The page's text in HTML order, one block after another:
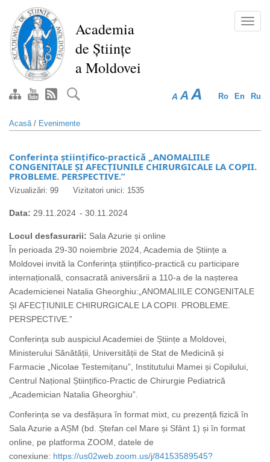
conţinutul
principal
Academia
de Științe
a Moldovei
Ro En Ru
A A A
Acasă/ Evenimente
Conferința științifico-practică „ANOMALIILE
CONGENITALE ȘI AFECȚIUNILE CHIRURGICALE LA COPII.
PROBLEME. PERSPECTIVE.”
Vizualizări: 99 Vizitatori unici: 1535
Data: 29.11.2024 - 30.11.2024
Locul desfasurarii: Sala Azurie și online
În perioada 29-30 noiembrie 2024, Academia de Științe a
Moldovei invită la Conferința științifico-practică cu participare
internațională, consacrată aniversării a 110-a de la nașterea
Academicienei Natalia Gheorghiu:„ANOMALIILE CONGENITALE
ȘI AFECȚIUNILE CHIRURGICALE LA COPII. PROBLEME.
PERSPECTIVE.”
Conferința sub auspiciul Academiei de Științe a Moldovei,
Ministerului Sănătății, Universității de Stat de Medicină și
Farmacie „Nicolae Testemițanu”, Institutului Mamei și Copilului,
Centrul Național Științifico-Practic de Chirurgie Pediatrică
„Academician Natalia Gheorghiu”.
Conferința se va desfășura în format mixt, cu prezență fizică în
Sala Azurie a AȘM (bd. Ștefan cel Mare și Sfânt 1) și în format
online, pe platforma ZOOM, datele de
conexiune: https://us02web.zoom.us/j/84153589545?